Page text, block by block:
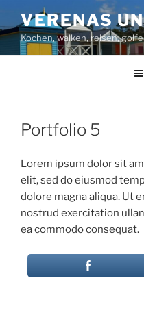
Inhalt
springen
VERENAS
Kochen, walken, reisen,
Portfolio 5
Lorem ipsum dolor sit
elit, sed do eiusmod
dolore magna aliqua. Ut
nostrud exercitation
ea commodo consequat.